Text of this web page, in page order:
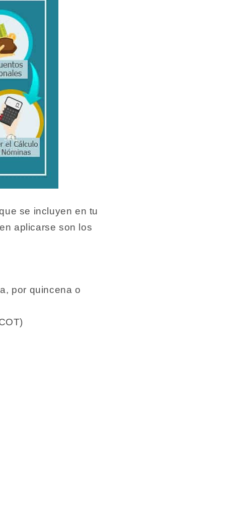
se incluyen en tu
aplicarse son los
por quincena o